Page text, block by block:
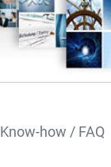
Know-how / FAQ